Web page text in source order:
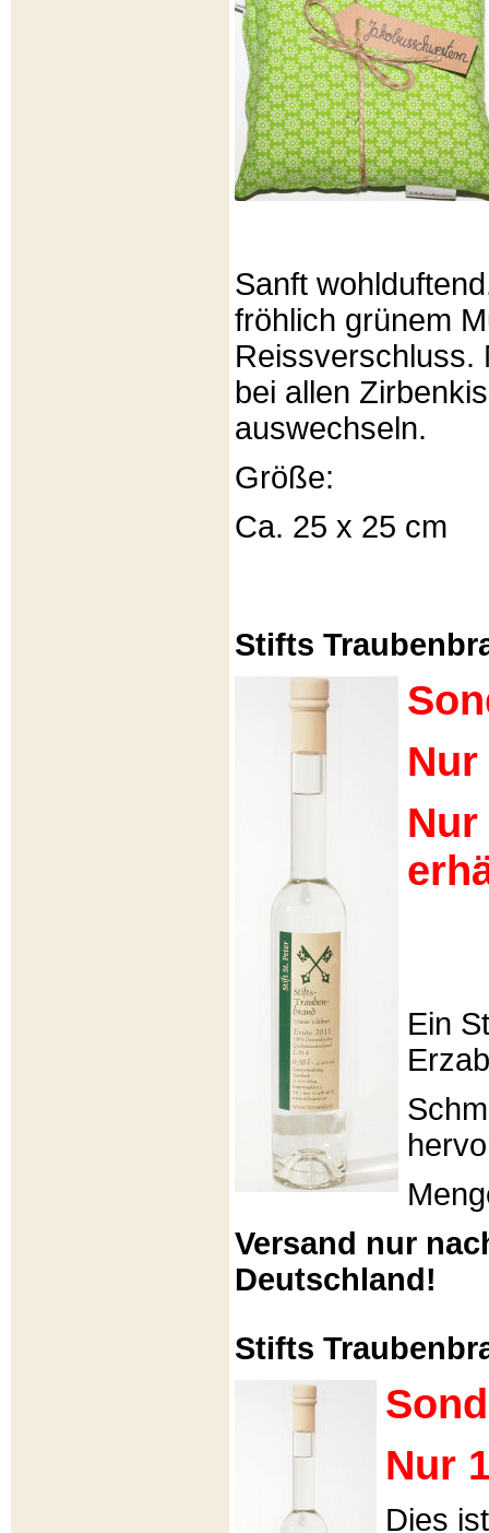
Sanft
fröhlich grünem
Reissverschluss.
bei allen
auswechseln.
Größe:
Ca. 25 x 25 cm
Stifts
Nur
Ein
Versand nur
Deutschland!
Stifts
Nur
Dies